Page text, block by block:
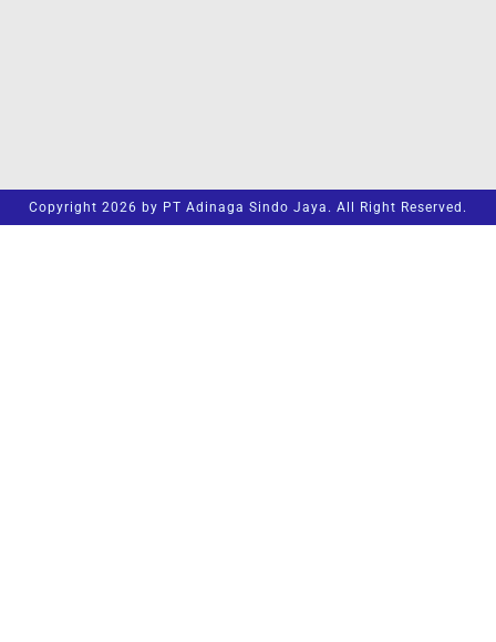
Copyright 2026 by PT Adinaga Sindo Jaya. All Right Reserved.